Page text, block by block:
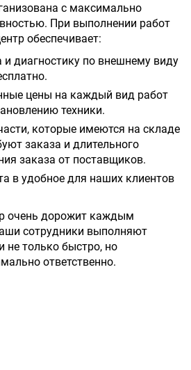
с максимально
При выполнении работ
обеспечивает:
и диагностику по внешнему виду
цены на каждый вид работ
техники.
которые имеются на складе
заказа и длительного
заказа от поставщиков.
в удобное для наших клиентов
очень дорожит каждым
сотрудники выполняют
не только быстро, но
ответственно.